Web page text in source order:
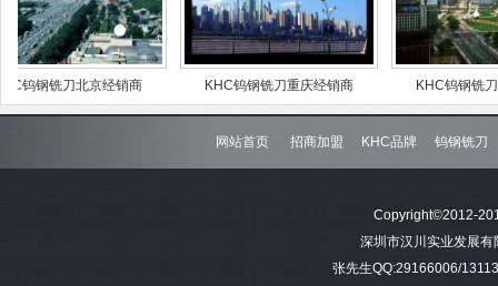
刀北京经销商 KHC钨钢铣刀重庆经销商 KHC钨钢铣刀宁波经
网站首页 招商加盟 KHC品牌 钨钢铣刀
Copyright©2012-
深圳市汉川实业发展
张先生QQ:29166006/